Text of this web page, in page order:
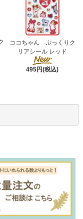
ココちゃん ぷっくりク
リアシール レッド
495円(税込)